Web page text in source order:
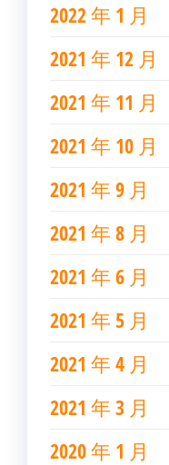
2022 年 1 月
2021 年 12 月
2021 年 11 月
2021 年 10 月
2021 年 9 月
2021 年 8 月
2021 年 6 月
2021 年 5 月
2021 年 4 月
2021 年 3 月
2020 年 1 月